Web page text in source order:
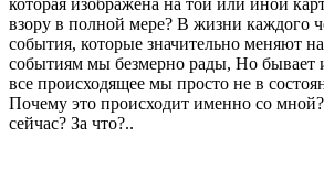
взору в полной мере? В жизни каждого
события, которые значительно меняют
событиям мы безмерно рады, Но бывает и
все происходящее мы просто не в
Почему это происходит именно со
сейчас? За что?..